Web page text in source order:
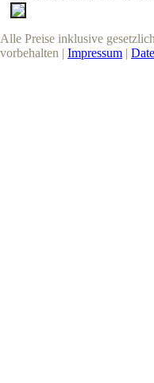
Alle Preise inklusive
vorbehalten | Impressum |